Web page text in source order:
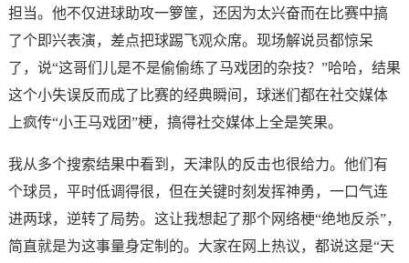
担当。他不仅进球助攻一箩筐，还因为太兴奋而在比赛中搞
了个即兴表演，差点把球踢飞观众席。现场解说员都惊呆
了，说“这哥们儿是不是偷偷练了马戏团的杂技？”哈哈，结果
这个小失误反而成了比赛的经典瞬间，球迷们都在社交媒体
上疯传“小王马戏团”梗，搞得社交媒体上全是笑果。
我从多个搜索结果中看到，天津队的反击也很给力。他们有
个球员，平时低调得很，但在关键时刻发挥神勇，一口气连
进两球，逆转了局势。这让我想起了那个网络梗“绝地反杀”，
简直就是为这事量身定制的。大家在网上热议，都说这是“天